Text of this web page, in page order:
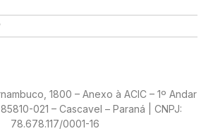
1800 – Anexo à ACIC – 1º Andar
021 – Cascavel – Paraná | CNPJ:
78.678.117/0001-16